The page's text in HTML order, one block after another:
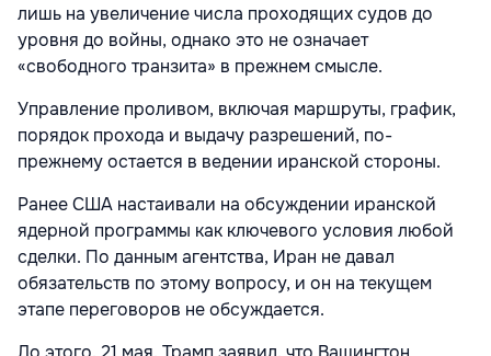
лишь на увеличение числа проходящих судов до
уровня до войны, однако это не означает
«свободного транзита» в прежнем смысле.
Управление проливом, включая маршруты, график,
порядок прохода и выдачу разрешений, по-
прежнему остается в ведении иранской стороны.
Ранее США настаивали на обсуждении иранской
ядерной программы как ключевого условия любой
сделки. По данным агентства, Иран не давал
обязательств по этому вопросу, и он на текущем
этапе переговоров не обсуждается.